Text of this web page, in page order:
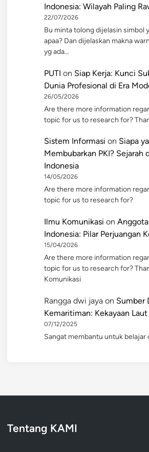
Indonesia: Wilayah Paling
22/07/2026
Bu minta tolong dijelasin simbol
apaa? Dan dijelaskan makna
yg ada…
PUTI on Siap Kerja: Kunci
Dunia Profesional di Era
26/05/2026
Are there more information
topic for us to research for?
Sistem Informasi on Siapa
Membubarkan PKI? Sejarah
Indonesia
14/05/2026
Are there more information
topic for us to research for?
Ilmu Komunikasi on
Indonesia: Pilar Perjuangan
15/04/2026
Are there more information
topic for us to research for?
Komunikasi
Rangga dwi jaya on Sumber
Kemaritiman: Kekayaan
07/12/2025
Sangat membantu untuk belajar
Tentang KAMI